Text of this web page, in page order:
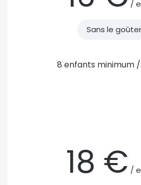
/
Sans le goûter
8 enfants minimum
18 € /